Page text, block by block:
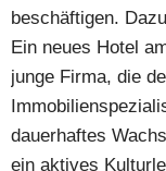
beschäftigen.
Ein neues Hotel
junge Firma, die
dauerhaftes
ein aktives